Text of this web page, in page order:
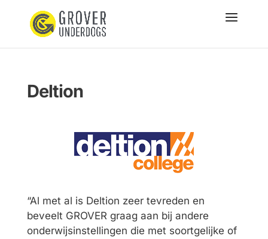
Deltion
“Al met al is Deltion zeer tevreden en
beveelt GROVER graag aan bij andere
onderwijsinstellingen die met soortgelijke of